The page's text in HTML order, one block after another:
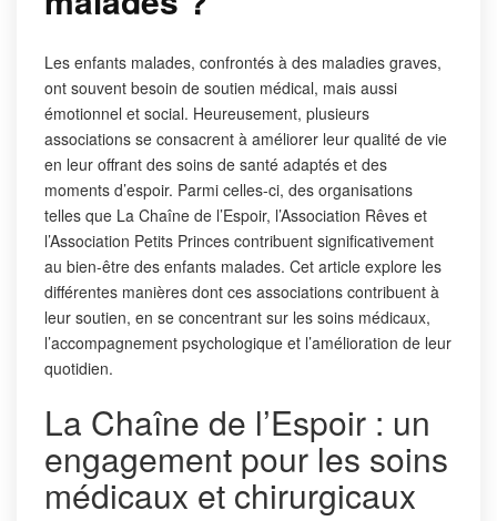
Les enfants malades, confrontés à des maladies graves,
ont souvent besoin de soutien médical, mais aussi
émotionnel et social. Heureusement, plusieurs
associations se consacrent à améliorer leur qualité de vie
en leur offrant des soins de santé adaptés et des
moments d’espoir. Parmi celles-ci, des organisations
telles que La Chaîne de l’Espoir, l’Association Rêves et
l’Association Petits Princes contribuent significativement
au bien-être des enfants malades. Cet article explore les
différentes manières dont ces associations contribuent à
leur soutien, en se concentrant sur les soins médicaux,
l’accompagnement psychologique et l’amélioration de leur
quotidien.
La Chaîne de l’Espoir : un
engagement pour les soins
médicaux et chirurgicaux